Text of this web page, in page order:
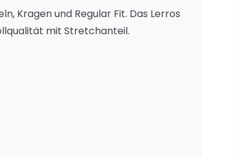
Kragen und Regular Fit. Das Lerros
mit Stretchanteil.